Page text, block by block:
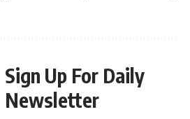
Sign Up For Daily
Newsletter